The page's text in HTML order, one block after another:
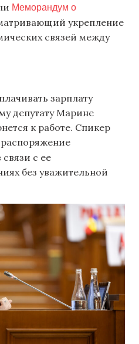
Меморандум о
укрепление
связей между
зарплату
депутату Марине
к работе. Спикер
связи с ее
без уважительной